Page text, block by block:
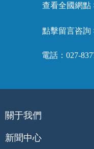
查看全國網點
點擊留言咨詢
電話：027-
關于我們
新聞中心